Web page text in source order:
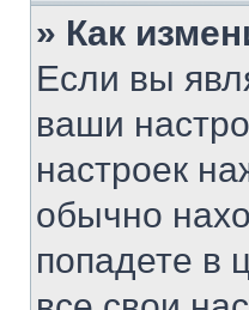
» Как
Если вы
ваши
настроек
обычно
попадете в